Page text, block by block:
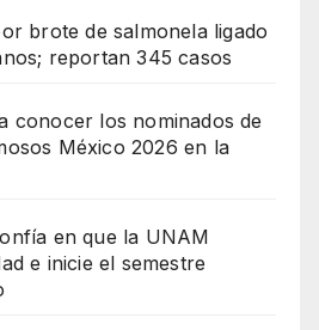
brote de salmonela ligado
reportan 345 casos
conocer los nominados de
México 2026 en la
en que la UNAM
e inicie el semestre